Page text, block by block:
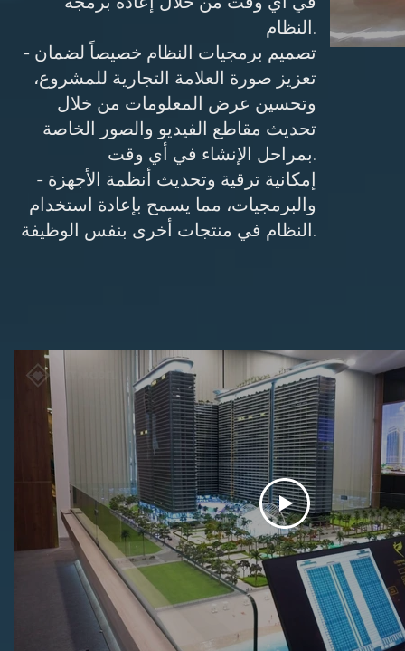
النظام.
- تصميم برمجيات النظام خصيصاً لضمان
تعزيز صورة العلامة التجارية للمشروع،
وتحسين عرض المعلومات من خلال
تحديث مقاطع الفيديو والصور الخاصة
بمراحل الإنشاء في أي وقت.
- إمكانية ترقية وتحديث أنظمة الأجهزة
والبرمجيات، مما يسمح بإعادة استخدام
النظام في منتجات أخرى بنفس الوظيفة.